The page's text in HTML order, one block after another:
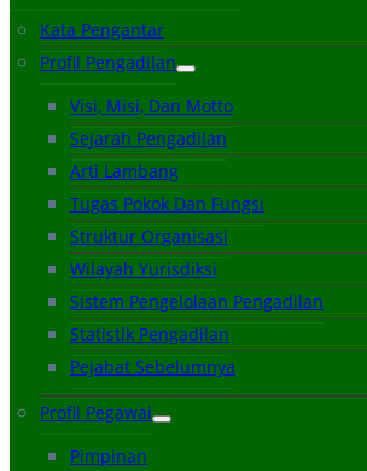
Kata Pengantar
Profil Pengadilan
Visi, Misi, Dan Motto
Sejarah Pengadilan
Arti Lambang
Tugas Pokok Dan Fungsi
Struktur Organisasi
Wilayah Yurisdiksi
Sistem Pengelolaan Pengadilan
Statistik Pengadilan
Pejabat Sebelumnya
Profil Pegawai
Pimpinan